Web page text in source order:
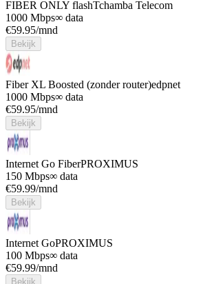
FIBER ONLY flashTchamba Telecom
1000 Mbps∞ data
€59.95/mnd
Bekijk
Fiber XL Boosted (zonder router)edpnet
1000 Mbps∞ data
€59.95/mnd
Bekijk
Internet Go FiberPROXIMUS
150 Mbps∞ data
€59.99/mnd
Bekijk
Internet GoPROXIMUS
100 Mbps∞ data
€59.99/mnd
Bekijk